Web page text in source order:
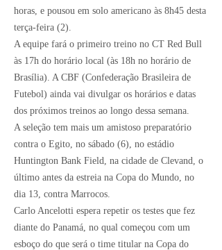
horas, e pousou em solo americano às 8h45 desta
terça-feira (2).
A equipe fará o primeiro treino no CT Red Bull
às 17h do horário local (às 18h no horário de
Brasília). A CBF (Confederação Brasileira de
Futebol) ainda vai divulgar os horários e datas
dos próximos treinos ao longo dessa semana.
A seleção tem mais um amistoso preparatório
contra o Egito , no sábado (6), no estádio
Huntington Bank Field, na cidade de Clevand, o
último antes da estreia na Copa do Mundo , no
dia 13, contra Marrocos.
Carlo Ancelotti espera repetir os testes que fez
diante do Panamá, no qual começou com um
esboço do que será o time titular na Copa do